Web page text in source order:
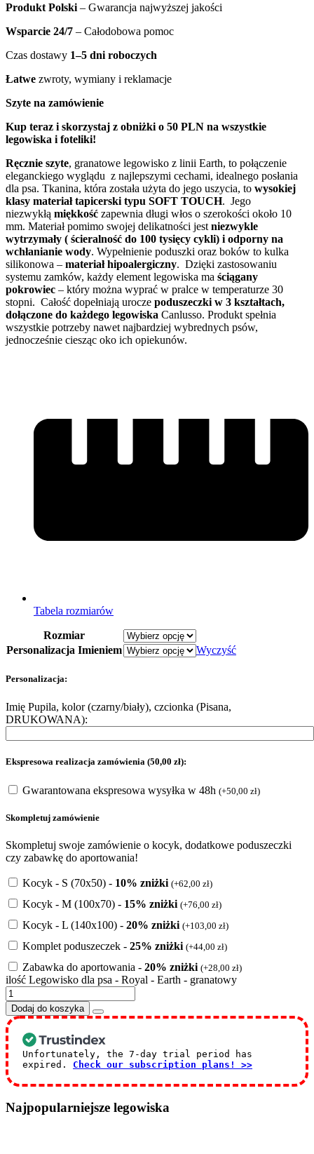
Produkt Polski – Gwarancja najwyższej jakości
Wsparcie 24/7 – Całodobowa pomoc
Czas dostawy 1–5 dni roboczych
Łatwe zwroty, wymiany i reklamacje
Szyte na zamówienie
Kup teraz i skorzystaj z obniżki o 50 PLN na wszystkie
legowiska i foteliki!
Ręcznie szyte, granatowe legowisko z linii Earth, to połączenie
eleganckiego wyglądu z najlepszymi cechami, idealnego posłania
dla psa. Tkanina, która została użyta do jego uszycia, to wysokiej
klasy materiał tapicerski typu SOFT TOUCH. Jego
niezwykłą miękkość zapewnia długi włos o szerokości około 10
mm. Materiał pomimo swojej delikatności jest niezwykle
wytrzymały ( ścieralność do 100 tysięcy cykli) i odporny na
wchłanianie wody. Wypełnienie poduszki oraz boków to kulka
silikonowa – materiał hipoalergiczny. Dzięki zastosowaniu
systemu zamków, każdy element legowiska ma ściągany
pokrowiec – który można wyprać w pralce w temperaturze 30
stopni. Całość dopełniają urocze poduszeczki w 3 kształtach,
dołączone do każdego legowiska Canlusso. Produkt spełnia
wszystkie potrzeby nawet najbardziej wybrednych psów,
jednocześnie ciesząc oko ich opiekunów.
Tabela rozmiarów
Rozmiar
Personalizacja Imieniem
Wyczyść
Personalizacja:
Imię Pupila, kolor (czarny/biały), czcionka (Pisana,
DRUKOWANA):
Ekspresowa realizacja zamówienia (50,00 zł):
Gwarantowana ekspresowa wysyłka w 48h (+50,00 zł)
Skompletuj zamówienie
Skompletuj swoje zamówienie o kocyk, dodatkowe poduszeczki
czy zabawkę do aportowania!
Kocyk - S (70x50) - 10% zniżki (+62,00 zł)
Kocyk - M (100x70) - 15% zniżki (+76,00 zł)
Kocyk - L (140x100) - 20% zniżki (+103,00 zł)
Komplet poduszeczek - 25% zniżki (+44,00 zł)
Zabawka do aportowania - 20% zniżki (+28,00 zł)
ilość Legowisko dla psa - Royal - Earth - granatowy
Dodaj do koszyka
Unfortunately, the 7-day trial period has
expired. Check our subscription plans! >>
Najpopularniejsze legowiska